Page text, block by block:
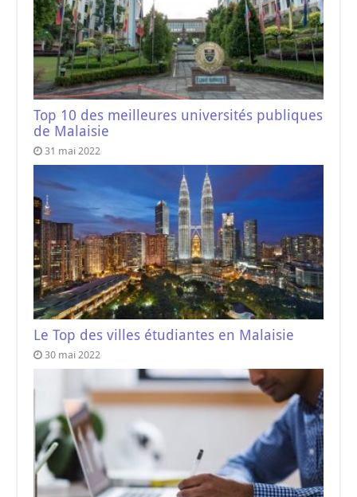
Top 10 des meilleures universités publiques
de Malaisie
31 mai 2022
Le Top des villes étudiantes en Malaisie
30 mai 2022